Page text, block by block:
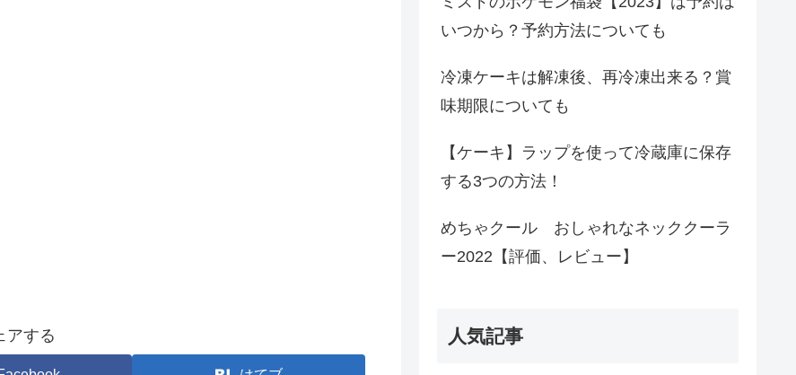
アする
いつから？予約方法についても
冷凍ケーキは解凍後、再冷凍出来る？賞
味期限についても
【ケーキ】ラップを使って冷蔵庫に保存
する3つの方法！
めちゃクール おしゃれなネッククーラ
ー2022【評価、レビュー】
人気記事